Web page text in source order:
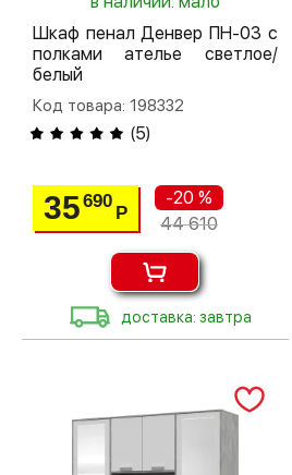
Шкаф пенал Денвер ПН-03 с
полками ателье светлое/
белый
Код товара: 198332
(5)
35690
Р
-20 %
44 610
доставка: завтра